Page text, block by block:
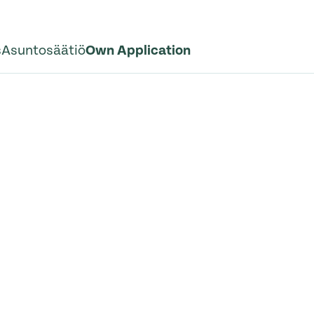
AsuntosäätiöOwn Application